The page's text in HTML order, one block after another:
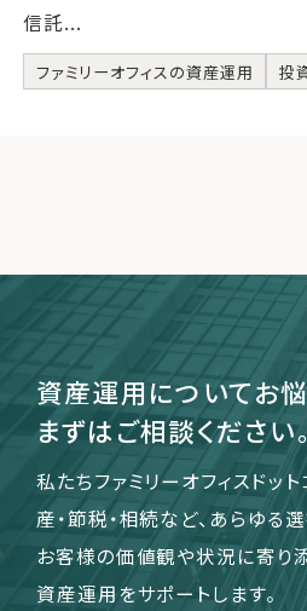
信託...
ファミリーオフィスの資産運用 投
資産運用についてお
まずはご相談ください。
私たちファミリーオフィスドッ
産・節税・相続など、あらゆる
お客様の価値観や状況に寄り
資産運用をサポートします。